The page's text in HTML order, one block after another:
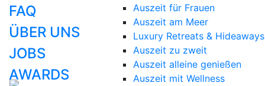
Auszeit für Frauen
Auszeit am Meer
Luxury Retreats & Hideaways
Auszeit zu zweit
Auszeit alleine genießen
Auszeit mit Wellness
FAQ
ÜBER UNS
JOBS
AWARDS